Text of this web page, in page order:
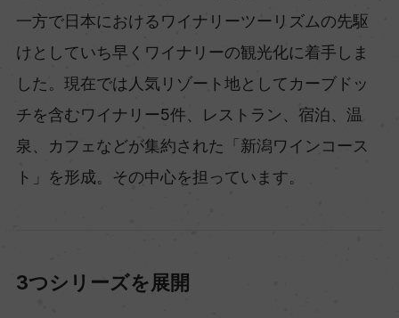
一方で日本におけるワイナリーツーリズムの先駆
けとしていち早くワイナリーの観光化に着手しま
した。現在では人気リゾート地としてカーブドッ
チを含むワイナリー5件、レストラン、宿泊、温
泉、カフェなどが集約された「新潟ワインコース
ト」を形成。その中心を担っています。
3つシリーズを展開